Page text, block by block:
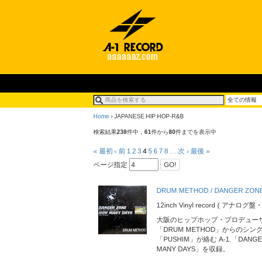
Home › JAPANESE HIP HOP-R&B
検索結果238件中， 61件から80件までを表示中
« 最初 ‹ 前 1 2 3 456 7 8 … 次 › 最後 »
ページ指定
GO!
DRUM METHOD / DANGER
12inch Vinyl record ( アナログ盤
大阪のヒップホップ・プロデュ
「DRUM METHOD」からのシ
「PUSHIM」が絡む A-1.「
MANY DAYS」を収録。